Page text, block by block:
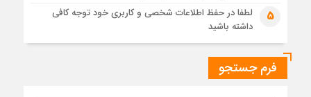
5
لطفا در حفظ اطلاعات شخصی و کاربری خود توجه کافی
داشته باشید
فرم جستجو